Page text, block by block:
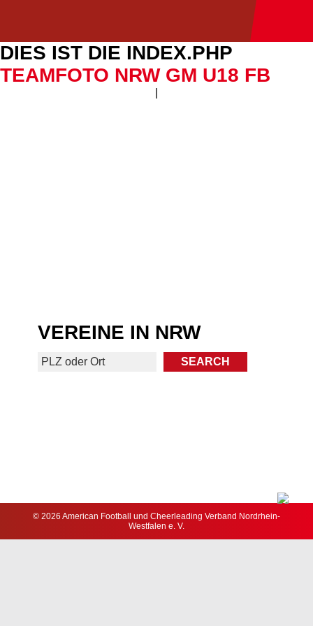
DIES IST DIE INDEX.PHP
TEAMFOTO NRW GM U18 FB
VEREINE IN NRW
© 2026 American Football und Cheerleading Verband Nordrhein-
Westfalen e. V.